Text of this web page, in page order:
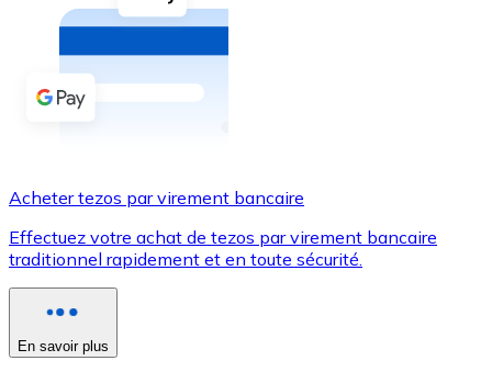
Achetez des cryptomonnaies en espèces et d'autres
Acheter avec espèces
Virement SEPA
Carte de crédit / débit
Utilisez les cartes Visa et Mastercard pour acheter
Acheter avec carte
Acheter tezos par virement bancaire
Effectuez votre achat de tezos par virement bancaire
traditionnel rapidement et en toute sécurité.
En savoir plus